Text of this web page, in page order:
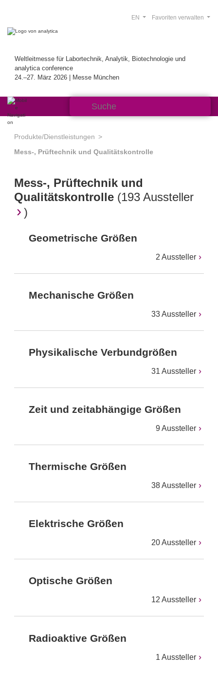
Weltleitmesse für Labortechnik, Analytik, Biotechnologie und
analytica conference
24.–27. März 2026 | Messe München
Favoriten verwalten
EN
Produkte/Dienstleistungen
Mess-, Prüftechnik und Qualitätskontrolle
Mess-, Prüftechnik und
Qualitätskontrolle (193 Aussteller
)
Geometrische Größen
2 Aussteller
Mechanische Größen
33 Aussteller
Physikalische Verbundgrößen
31 Aussteller
Zeit und zeitabhängige Größen
9 Aussteller
Thermische Größen
38 Aussteller
Elektrische Größen
20 Aussteller
Optische Größen
12 Aussteller
Radioaktive Größen
1 Aussteller